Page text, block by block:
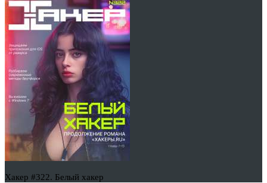
Хакер #322. Белый хакер